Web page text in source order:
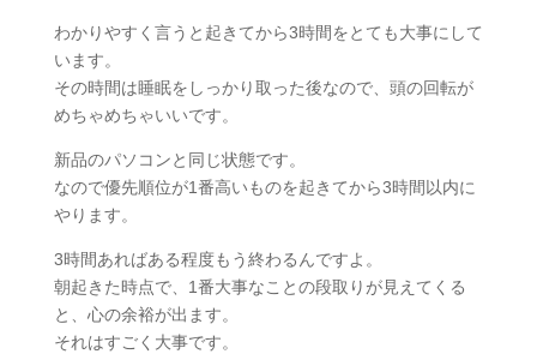
わかりやすく言うと起きてから3時間をとても大事にして
います。
その時間は睡眠をしっかり取った後なので、頭の回転が
めちゃめちゃいいです。
新品のパソコンと同じ状態です。
なので優先順位が1番高いものを起きてから3時間以内に
やります。
3時間あればある程度もう終わるんですよ。
朝起きた時点で、1番大事なことの段取りが見えてくる
と、心の余裕が出ます。
それはすごく大事です。